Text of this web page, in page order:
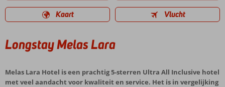
Kaart Vlucht
Longstay Melas Lara
Melas Lara Hotel is een prachtig 5-sterren Ultra All Inclusive hotel
met veel aandacht voor kwaliteit en service. Het is in vergelijking